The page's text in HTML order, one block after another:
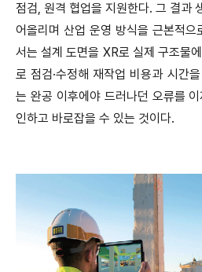
점검, 원격 협업을 지원한다. 그 결과
어올리며 산업 운영 방식을 근본적으
서는 설계 도면을 XR로 실제 구조물
로 점검·수정해 재작업 비용과 시간
는 완공 이후에야 드러나던 오류를
인하고 바로잡을 수 있는 것이다.